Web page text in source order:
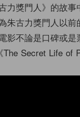
力獎門人》的故
朱古力獎門人以
影不論是口碑或
The Secret Life of